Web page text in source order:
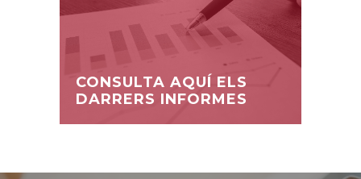
CONSULTA AQUÍ ELS
DARRERS INFORMES